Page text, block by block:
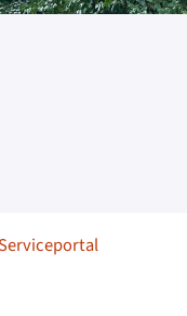
Serviceportal